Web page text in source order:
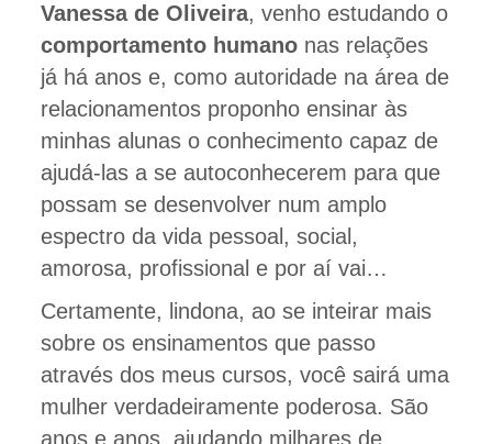
Vanessa de Oliveira, venho estudando o
comportamento humano nas relações
já há anos e, como autoridade na área de
relacionamentos proponho ensinar às
minhas alunas o conhecimento capaz de
ajudá-las a se autoconhecerem para que
possam se desenvolver num amplo
espectro da vida pessoal, social,
amorosa, profissional e por aí vai…
Certamente, lindona, ao se inteirar mais
sobre os ensinamentos que passo
através dos meus cursos, você sairá uma
mulher verdadeiramente poderosa. São
anos e anos, ajudando milhares de